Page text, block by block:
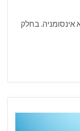
בחלק